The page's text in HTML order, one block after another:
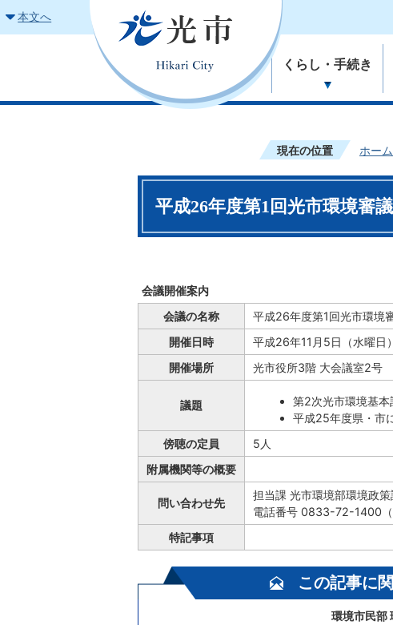
本文へ
くらし・手続き
現在の位置 ホーム
平成26年度第1回光市環境審
会議開催案内
会議の名称
平成26年度第1回光市環境
開催日時
平成26年11月5日（水曜日
開催場所
光市役所3階 大会議室2号
議題
第2次光市環境基
平成25年度県・市
傍聴の定員
5人
附属機関等の概要
問い合わせ先
担当課 光市環境部環境政策
電話番号 0833-72-1400（
特記事項
この記事に
環境市民部